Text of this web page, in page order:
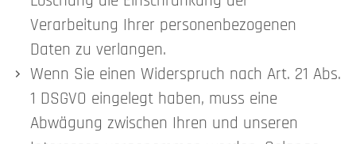
Verarbeitung Ihrer personenbezogenen
Daten zu verlangen.
Wenn Sie einen Widerspruch nach Art. 21 Abs.
1 DSGVO eingelegt haben, muss eine
Abwägung zwischen Ihren und unseren